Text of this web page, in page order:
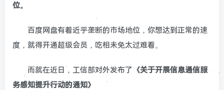
位。
百度网盘有着近乎垄断的市场地位，你想达到正常的速
度，就得开通超级会员，吃相未免太过难看。
而就在近日，工信部对外发布了 《关于开展信息通信服
务感知提升行动的通知》